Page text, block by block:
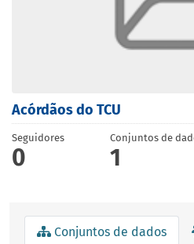
Acórdãos do TCU
Seguidores
0
Conjuntos de
1
Conjuntos de dados